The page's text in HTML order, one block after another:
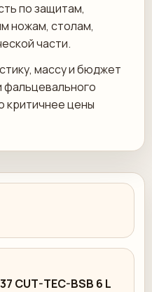
по защитам,
ножам, столам,
части.
массу и бюджет
фальцевального
критичнее цены
CUT-TEC-BSB 6 L